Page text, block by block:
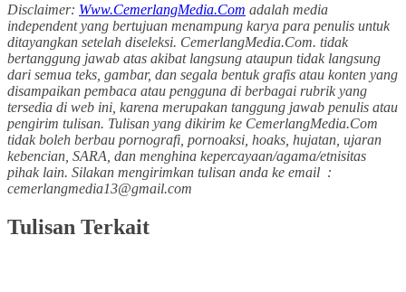
Disclaimer: Www.CemerlangMedia.Com adalah media
independent yang bertujuan menampung karya para penulis untuk
ditayangkan setelah diseleksi. CemerlangMedia.Com. tidak
bertanggung jawab atas akibat langsung ataupun tidak langsung
dari semua teks, gambar, dan segala bentuk grafis atau konten yang
disampaikan pembaca atau pengguna di berbagai rubrik yang
tersedia di web ini, karena merupakan tanggung jawab penulis atau
pengirim tulisan. Tulisan yang dikirim ke CemerlangMedia.Com
tidak boleh berbau pornografi, pornoaksi, hoaks, hujatan, ujaran
kebencian, SARA, dan menghina kepercayaan/agama/etnisitas
pihak lain. Silakan mengirimkan tulisan anda ke email :
cemerlangmedia13@gmail.com
Tulisan Terkait